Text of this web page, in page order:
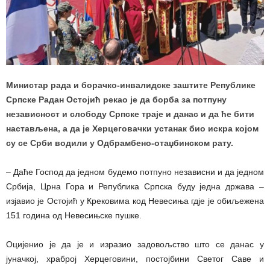
Министар рада и борачко-инвалидске заштите Републике
Српске Радан Остојић рекао је да борба за потпуну
независност и слободу Српске траје и данас и да ће бити
настављена, а да је Херцеговачки устанак био искра којом
су се Срби водили у Одбрамбено-отаџбинском рату.
– Даће Господ да једном будемо потпуно независни и да једном
Србија, Црна Гора и Република Српска буду једна држава –
изјавио је Остојић у Крековима код Невесиња гдје је обиљежена
151 година од Невесињске пушке.
Оцијенио је да је и изразио задовољство што се данас у
јуначкој, храброј Херцеговини, постојбини Светог Саве и